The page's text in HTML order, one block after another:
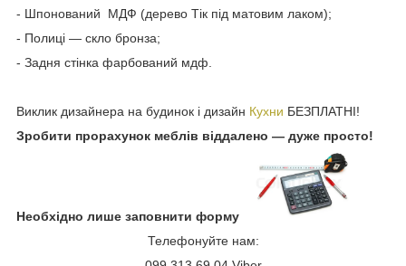
- Шпонований МДФ (дерево Тік під матовим лаком);
- Полиці — скло бронза;
- Задня стінка фарбований мдф.
Виклик дизайнера на будинок і дизайн Кухни БЕЗПЛАТНІ!
Зробити прорахунок меблів віддалено — дуже просто!
Необхідно лише заповнити форму
Телефонуйте нам: